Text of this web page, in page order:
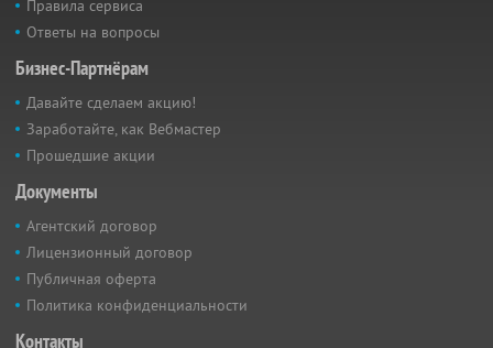
Правила сервиса
Ответы на вопросы
Бизнес-Партнёрам
Давайте сделаем акцию!
Заработайте, как Вебмастер
Прошедшие акции
Документы
Агентский договор
Лицензионный договор
Публичная оферта
Политика конфиденциальности
Контакты